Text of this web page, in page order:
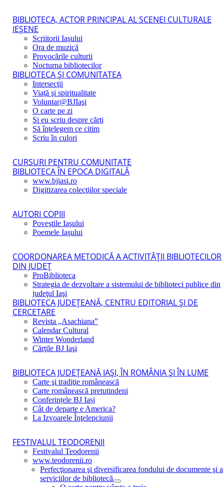
BIBLIOTECA, ACTOR PRINCIPAL AL SCENEI CULTURALE
IEŞENE
Scriitorii Iaşului
Ora de muzică
Provocările culturii
Nocturna bibliotecilor
BIBLIOTECA ŞI COMUNITATEA
Intersecţii
Viaţă şi spiritualitate
Voluntar@BJIaşi
O carte pe zi
Şi eu scriu despre cărţi
Să înţelegem ce citim
Scriu în culori
CURSURI PENTRU COMUNITATE
BIBLIOTECA ÎN EPOCA DIGITALĂ
www.bjiasi.ro
Digitizarea colecţiilor speciale
AUTORI COPIII
Poveştile Iaşului
Poemele Iaşului
COORDONAREA METODICĂ A ACTIVITĂŢII BIBLIOTECILOR
DIN JUDEŢ
ProBiblioteca
Strategia de dezvoltare a sistemului de biblioteci publice din
judeţul Iaşi
BIBLIOTECA JUDEŢEANĂ, CENTRU EDITORIAL ŞI DE
CERCETARE
Revista „Asachiana”
Calendar Cultural
Winter Wonderland
Cărţile BJ Iaşi
BIBLIOTECA JUDEŢEANĂ IAŞI, ÎN ROMÂNIA ŞI ÎN LUME
Carte şi tradiţie românească
Carte românească pretutindeni
Conferințele BJ Iași
Cât de departe e America?
La Izvoarele Înţelepciunii
FESTIVALUL TEODORENII
Festivalul Teodorenii
www.teodorenii.ro
Perfecţionarea şi diversificarea fondului de documente şi a
serviciilor de bibliotecă